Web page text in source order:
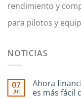
rendimiento y
para pilotos y
NOTICIAS
07
Jul
Ahora
es más fácil